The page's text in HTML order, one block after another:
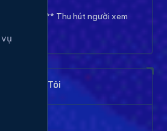
Thu hút người xem
Về Chúng Tôi